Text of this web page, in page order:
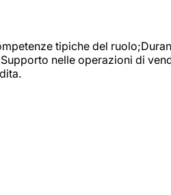
tipiche del
nelle operazioni di